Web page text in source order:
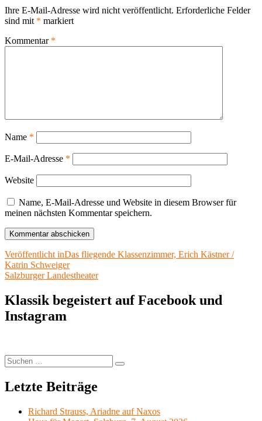
Ihre E-Mail-Adresse wird nicht veröffentlicht. Erforderliche Felder
sind mit * markiert
Kommentar *
Name *
E-Mail-Adresse *
Website
Name, E-Mail-Adresse und Website in diesem Browser für
meinen nächsten Kommentar speichern.
Beitragsnavigation
Veröffentlicht inDas fliegende Klassenzimmer, Erich Kästner /
Katrin Schweiger
Salzburger Landestheater
Klassik begeistert auf Facebook und
Instagram
Suchen
nach:
Suchen
Letzte Beiträge
Richard Strauss, Ariadne auf Naxos